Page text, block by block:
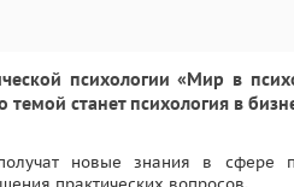
психологии «Мир в
станет психология в
новые знания в сфере